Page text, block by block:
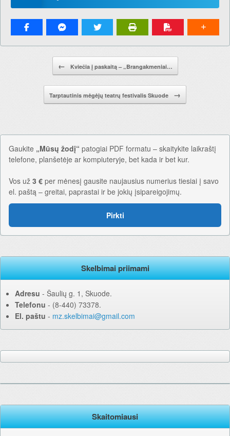
Pranešimo navigacija.
← Kviečia į paskaitą – „Brangakmeniai…
Tarptautinis mėgėjų teatrų festivalis Skuode →
Gaukite „Mūsų žodį“ patogiai PDF formatu – skaitykite laikraštį
telefone, planšetėje ar kompiuteryje, bet kada ir bet kur.
Vos už 3 € per mėnesį gausite naujausius numerius tiesiai į savo
el. paštą – greitai, paprastai ir be jokių įsipareigojimų.
Pirkti
Skelbimai priimami
Adresu ‐ Šaulių g. 1, Skuode.
Telefonu ‐ (8-440) 73378.
El. paštu ‐ mz.skelbimai@gmail.com
Skaitomiausi